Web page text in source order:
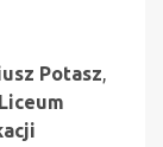
Potasz,